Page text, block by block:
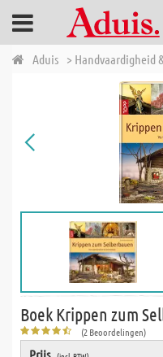
Aduis > Handvaardigheid
Boek Krippen zum
(2 Beoordelingen)